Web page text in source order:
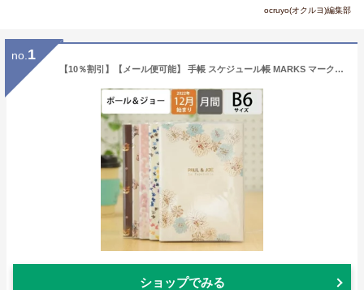
ocruyo(オクルヨ)編集部
no. 1
【10％割引】【メール便可能】 手帳 スケジュール帳 MARKS マークス 2023 年 1月始まり対応 2022年 12月始まり 手帳 月間式 月間ブロック B6 ポール&ジョー ラ パペトリー 大人かわいい おしゃれ 可愛い 手帳カバー 手帳のタイムキーパー
ショップでみる